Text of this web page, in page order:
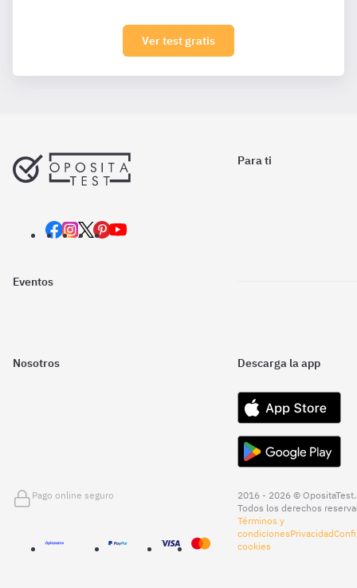
Ver test gratis
Para ti
Eventos
Nosotros Descarga la app
Pago online seguro
2016 - 2026 © OpositaTest.
Todos los derechos
Términos y
condicionesPrivacidad
cookies